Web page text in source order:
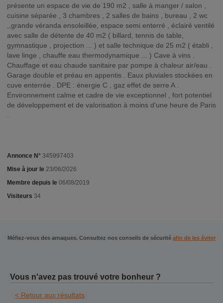
présente un espace de vie de 190 m2 , salle à manger / salon ,
cuisine séparée , 3 chambres , 2 salles de bains , bureau , 2 wc
,,grande véranda ensoleillée, espace semi enterré , éclairé ventilé
avec salle de détente de 40 m2 ( billard, tennis de table,
gymnastique , projection ... ) et salle technique de 25 m2 ( établi ,
lave linge , chauffe eau thermodynamique ... ) Cave à vins .
Chauffage et eau chaude sanitaire par pompe à chaleur air/eau .
Garage double et préau en appentis . Eaux pluviales stockées en
cuve enterrée . DPE : énergie C , gaz effet de serre A .
Environnement calme et cadre de vie exceptionnel , fort potentiel
de développement et de valorisation à moins d'une heure de Paris
Annonce N° 345997403
Mise à jour le 23/06/2026
Membre depuis le 06/08/2019
Visiteurs 34
Méfiez-vous des arnaques. Consultez nos conseils de sécurité afin de les éviter
Vous n'avez pas trouvé votre bonheur ?
< Retour aux résultats